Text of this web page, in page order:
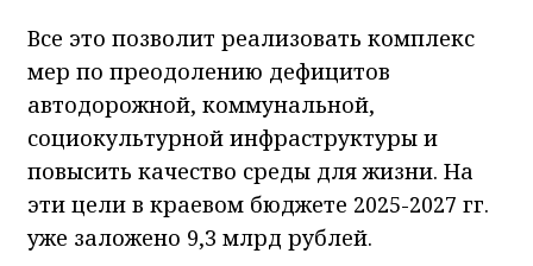
Все это позволит реализовать комплекс
мер по преодолению дефицитов
автодорожной, коммунальной,
социокультурной инфраструктуры и
повысить качество среды для жизни. На
эти цели в краевом бюджете 2025-2027 гг.
уже заложено 9,3 млрд рублей.